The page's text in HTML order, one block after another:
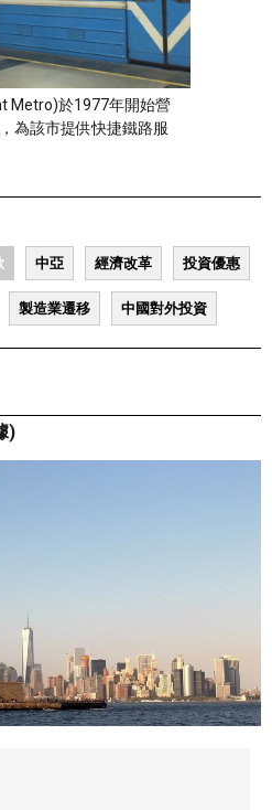
Metro)於1977年開始營
為該市提供快捷鐵路服
中亞 經濟改革 投資優惠
製造業遷移 中國對外投資
)